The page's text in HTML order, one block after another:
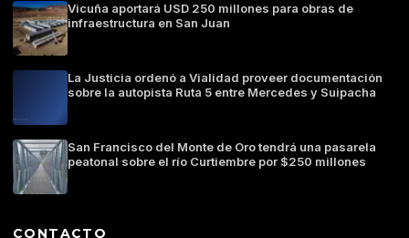
Vicuña aportará USD 250 millones para obras de
infraestructura en San Juan
La Justicia ordenó a Vialidad proveer documentación
sobre la autopista Ruta 5 entre Mercedes y Suipacha
San Francisco del Monte de Oro tendrá una pasarela
peatonal sobre el río Curtiembre por $250 millones
CONTACTO